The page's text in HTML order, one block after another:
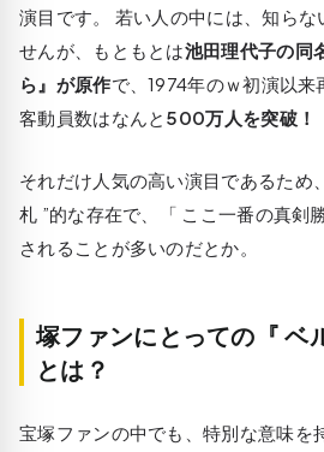
演目です。 若い人の中には、知らな
せんが、もともとは池田理代子の同
ら』が原作で、1974年のｗ初演以来
客動員数はなんと 500万人を突破！
それだけ人気の高い演目であるため
札 ”的な存在で、「 ここ一番の真剣
されることが多いのだとか。
塚ファンにとっての『 ベ
とは？
宝塚ファンの中でも、特別な意味を